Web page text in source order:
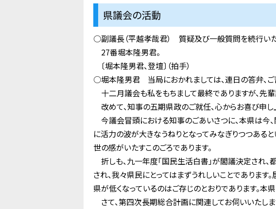
県議会の活動
○副議長（平越孝哉君） 質疑及び一般質問を続行いた
27番堀本隆男君。
〔堀本隆男君、登壇〕（拍手）
○堀本隆男君 当局におかれましては、連日の答弁、ご
十二月議会も私をもちまして最終でありますが、先
改めて、知事の五期県政のご就任、心からお喜び申し
今議会冒頭における知事のごあいさつに、本県は今
に活力の波が大きなうねりとなってみなぎりつつある
世の感がいたすこのごろであります。
折しも、九一年度「国民生活白書」が閣議決定され
され、我々県民にとってはまずうれしいことでありま
県が低くなっているのはご存じのとおりであります。本
さて、第四次長期総合計画に関連してお伺いいたしま